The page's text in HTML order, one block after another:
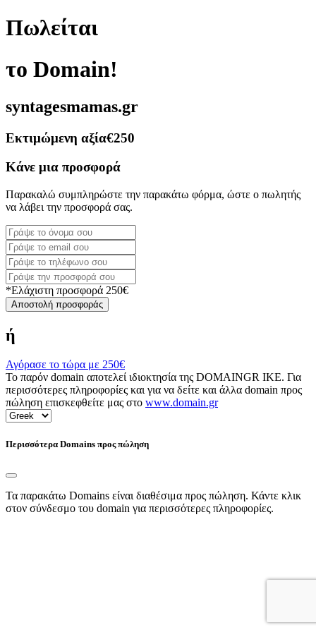
Πωλείται
το Domain!
syntagesmamas.gr
Εκτιμώμενη αξία€250
Κάνε μια προσφορά
Παρακαλώ συμπληρώστε την παρακάτω φόρμα, ώστε ο πωλητής
να λάβει την προσφορά σας.
*Ελάχιστη προσφορά 250€
Αποστολή προσφοράς
ή
Αγόρασε το τώρα με 250€
Το παρόν domain αποτελεί ιδιοκτησία της DOMAINGR ΙΚΕ. Για
περισσότερες πληροφορίες και για να δείτε και άλλα domain προς
πώληση επισκεφθείτε μας στο www.domain.gr
Περισσότερα Domains προς πώληση
Τα παρακάτω Domains είναι διαθέσιμα προς πώληση. Κάντε κλικ
στον σύνδεσμο του domain για περισσότερες πληροφορίες.